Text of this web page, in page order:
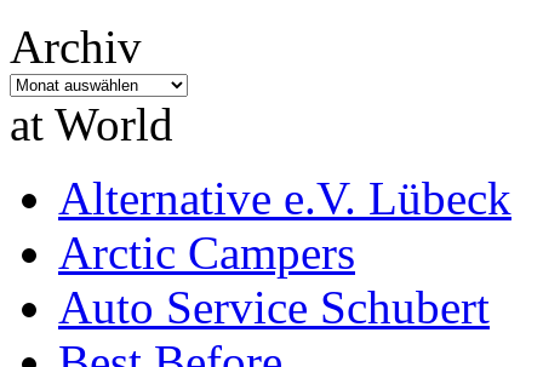
Archiv
Archiv
at World
Alternative e.V. Lübeck
Arctic Campers
Auto Service Schubert